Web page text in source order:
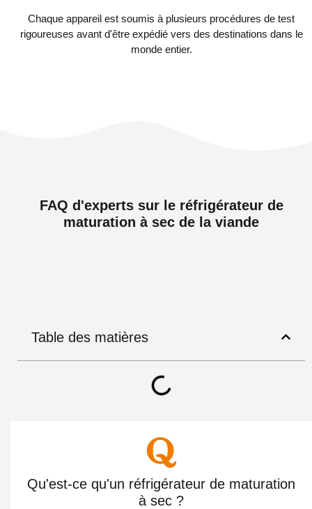
Chaque appareil est soumis à plusieurs procédures de test
rigoureuses avant d'être expédié vers des destinations dans le
monde entier.
FAQ d'experts sur le réfrigérateur de
maturation à sec de la viande
Table des matières
Qu'est-ce qu'un réfrigérateur de maturation
à sec ?